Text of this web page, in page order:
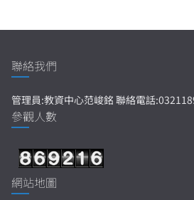
聯絡我們
管理員:教資中心范峻銘 聯絡電話
參觀人數
網站地圖